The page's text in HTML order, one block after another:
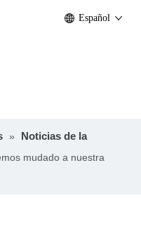
Español
»
Noticias de la
mudado a nuestra